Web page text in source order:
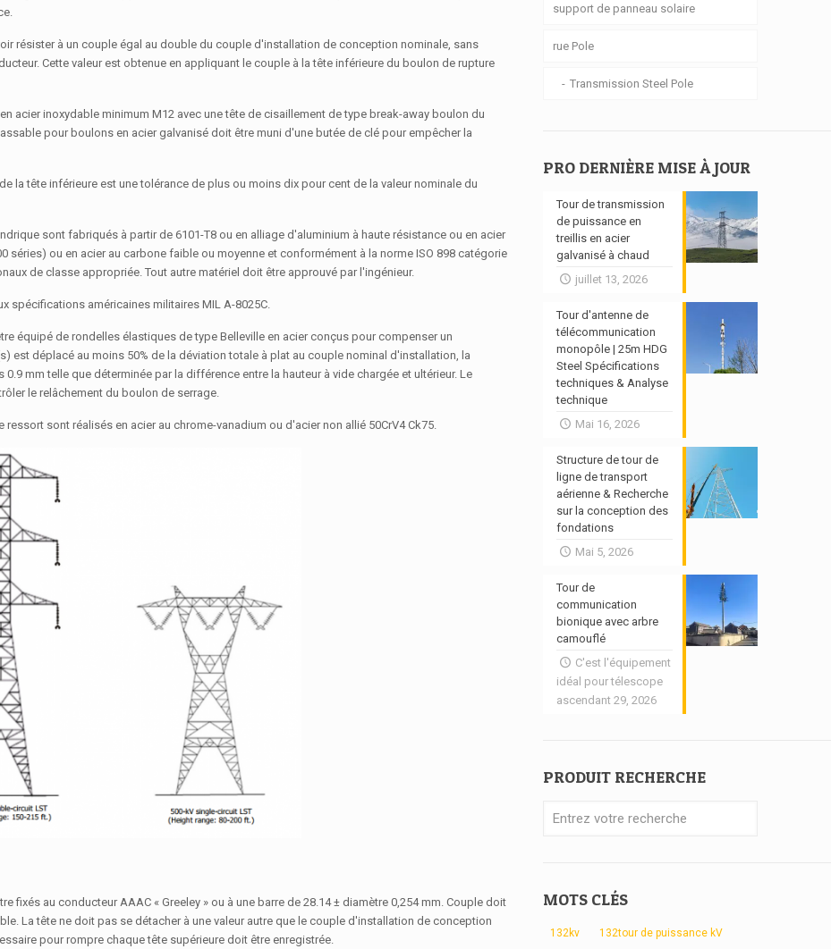
résister à un couple égal au double du couple d'installation de conception nominale, sans
Cette valeur est obtenue en appliquant le couple à la tête inférieure du boulon de rupture
acier inoxydable minimum M12 avec une tête de cisaillement de type break-away boulon du
pour boulons en acier galvanisé doit être muni d'une butée de clé pour empêcher la
la tête inférieure est une tolérance de plus ou moins dix pour cent de la valeur nominale du
sont fabriqués à partir de 6101-T8 ou en alliage d'aluminium à haute résistance ou en acier
séries) ou en acier au carbone faible ou moyenne et conformément à la norme ISO 898 catégorie
de classe appropriée. Tout autre matériel doit être approuvé par l'ingénieur.
spécifications américaines militaires MIL A-8025C.
équipé de rondelles élastiques de type Belleville en acier conçus pour compenser un
est déplacé au moins 50% de la déviation totale à plat au couple nominal d'installation, la
mm telle que déterminée par la différence entre la hauteur à vide chargée et ultérieur. Le
le relâchement du boulon de serrage.
sont réalisés en acier au chrome-vanadium ou d'acier non allié 50CrV4 Ck75.
fixés au conducteur AAAC « Greeley » ou à une barre de 28.14 ± diamètre 0,254 mm. Couple doit
La tête ne doit pas se détacher à une valeur autre que le couple d'installation de conception
pour rompre chaque tête supérieure doit être enregistrée.
support de panneau solaire
rue Pole
Transmission Steel Pole
PRO DERNIÈRE MISE À JOUR
Tour de transmission
de puissance en
treillis en acier
galvanisé à chaud
juillet 13, 2026
Tour d'antenne de
télécommunication
monopôle | 25m HDG
Steel Spécifications
techniques & Analyse
technique
Mai 16, 2026
Structure de tour de
ligne de transport
aérienne & Recherche
sur la conception des
fondations
Mai 5, 2026
Tour de
communication
bionique avec arbre
camouflé
C'est l'équipement
idéal pour télescope
ascendant 29, 2026
PRODUIT RECHERCHE
MOTS CLÉS
132kv 132tour de puissance kV